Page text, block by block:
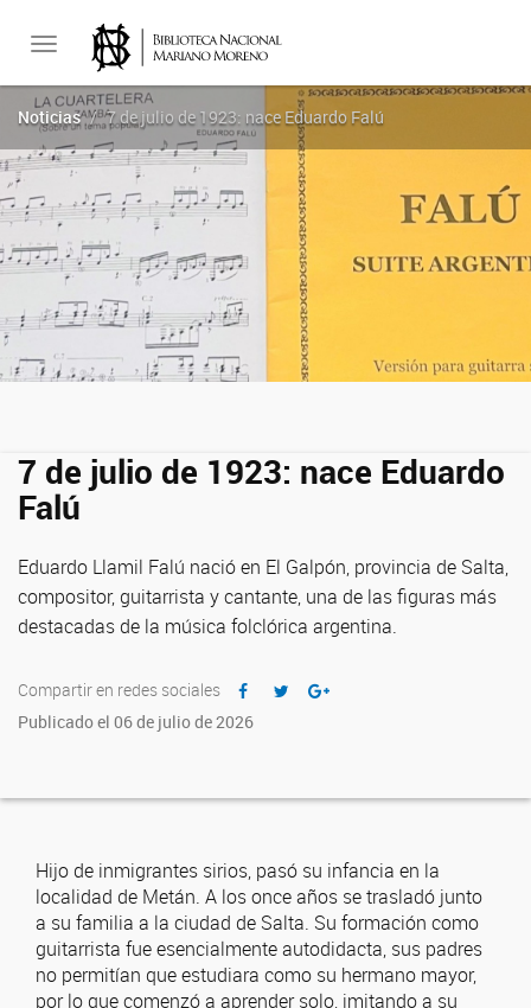
Toggle
navigation
Noticias 7 de julio de 1923: nace Eduardo Falú
7 de julio de 1923: nace Eduardo
Falú
Eduardo Llamil Falú nació en El Galpón, provincia de Salta,
compositor, guitarrista y cantante, una de las figuras más
destacadas de la música folclórica argentina.
Compartir en redes sociales
Publicado el 06 de julio de 2026
Hijo de inmigrantes sirios, pasó su infancia en la
localidad de Metán. A los once años se trasladó junto
a su familia a la ciudad de Salta. Su formación como
guitarrista fue esencialmente autodidacta, sus padres
no permitían que estudiara como su hermano mayor,
por lo que comenzó a aprender solo, imitando a su